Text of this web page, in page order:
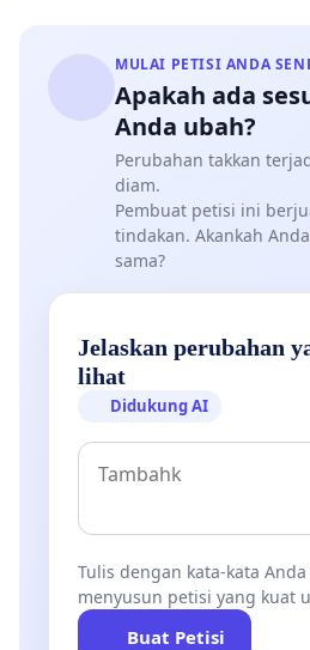
MULAI PETISI ANDA
Apakah ada
Anda ubah?
Perubahan takkan
diam.
Pembuat petisi ini
tindakan. Akankah
sama?
Jelaskan perubahan
lihat
Didukung AI
Tulis dengan kata-kata
menyusun petisi yang kuat
Buat Petisi